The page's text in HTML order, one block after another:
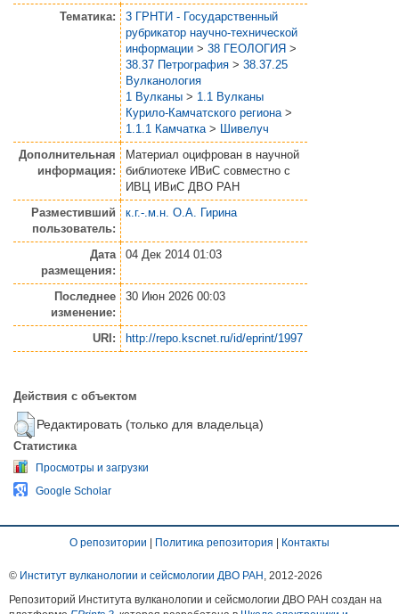
Тематика:
3 ГРНТИ - Государственный
рубрикатор научно-технической
информации > 38 ГЕОЛОГИЯ >
38.37 Петрография > 38.37.25
Вулканология
1 Вулканы > 1.1 Вулканы
Курило-Камчатского региона >
1.1.1 Камчатка > Шивелуч
Дополнительная
информация:
Материал оцифрован в научной
библиотеке ИВиС совместно с
ИВЦ ИВиС ДВО РАН
Разместивший
пользователь:
к.г.-.м.н. О.А. Гирина
Дата
размещения:
04 Дек 2014 01:03
Последнее
изменение:
30 Июн 2026 00:03
URI: http://repo.kscnet.ru/id/eprint/1997
Действия с объектом
Редактировать (только для владельца)
Статистика
Просмотры и загрузки
Google Scholar
О репозитории | Политика репозитория | Контакты
© Институт вулканологии и сейсмологии ДВО РАН , 2012-2026
Репозиторий Института вулканологии и сейсмологии ДВО РАН создан на